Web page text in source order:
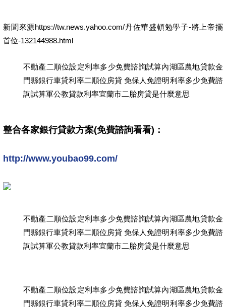
新聞來源https://tw.news.yahoo.com/丹佐華盛頓勉學子-將上帝擺
首位-132144988.html
不動產二順位設定利率多少免費諮詢試算內湖區農地貸款金
門縣銀行車貸利率二順位房貸 免保人免證明利率多少免費諮
詢試算軍公教貸款利率宜蘭市二胎房貸是什麼意思
整合各家銀行貸款方案(免費諮詢看看)：
http://www.youbao99.com/
不動產二順位設定利率多少免費諮詢試算內湖區農地貸款金
門縣銀行車貸利率二順位房貸 免保人免證明利率多少免費諮
詢試算軍公教貸款利率宜蘭市二胎房貸是什麼意思
不動產二順位設定利率多少免費諮詢試算內湖區農地貸款金
門縣銀行車貸利率二順位房貸 免保人免證明利率多少免費諮